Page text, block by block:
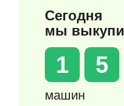
Сегодня
мы
1 5
машин